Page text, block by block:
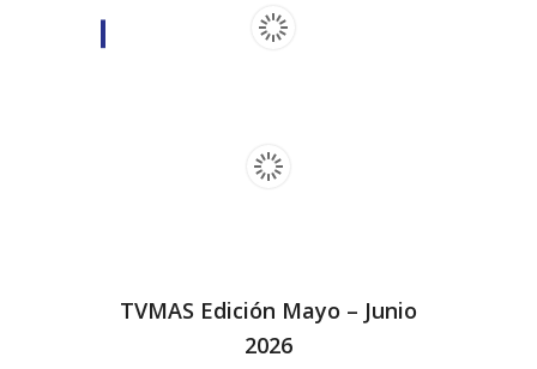
TVMAS Edición Mayo – Junio
2026